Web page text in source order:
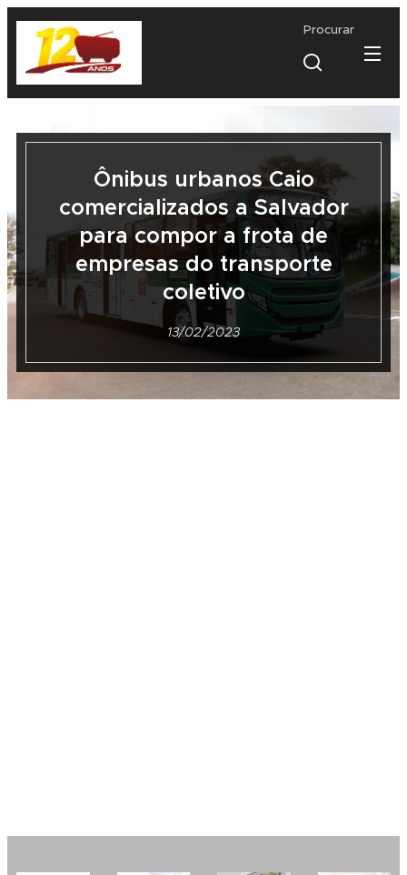
Procurar
Ônibus urbanos Caio
comercializados a Salvador
para compor a frota de
empresasdo transporte
coletivo
13/02/2023